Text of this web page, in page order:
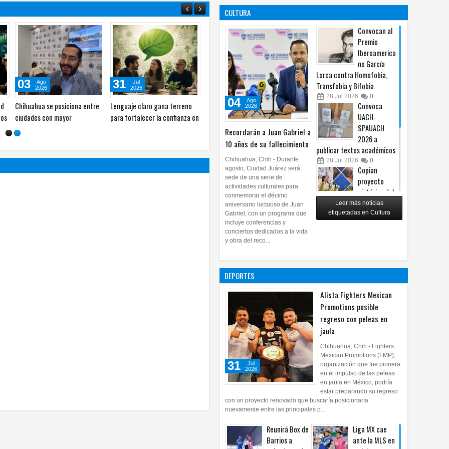
e
Regreso a clases con
descuentos reunirá a familias
04
2026
Más recursos a sostenibilidad
pese a reducción de directivos
03
Ago
2026
contra no
procederá
04Ago 2026 0
propuesta
audiencias
2026 0
CULTURA
Recordarán a Juan Gabriel a
10 años de su fallecimiento
04
Ago
2026
Chihuahua, Chih.- Durante
agosto, Ciudad Juárez será
sede de una serie de
actividades culturales para
conmemorar el décimo
aniversario luctuoso de Juan
Gabriel, con un programa que
incluye conferencias y
conciertos dedicados a la vida
y obra del reco...
Convocan al
Premio
Iberoamerica
no García
Lorca contra Homofobia,
Transfobia y Bifobia
28 Jul 2026 0
Convoca
UACH-
SPAUACH
2026 a
publicar textos académicos
28 Jul 2026 0
Copian
proyecto
pictórico del
exalcalde
Juan Blanco
taller de mini
Leer más noticias
etiquetadas en Cultura
DEPORTES
Alista Fighters Mexican
Promotions posible
regreso con peleas en
jaula
31
Jul
2026
Chihuahua, Chih.- Fighters
Mexican Promotions (FMP),
organización que fue pionera
en el impulso de las peleas
en jaula en México, podría
estar preparando su regreso
con un proyecto renovado que buscaría posicionarla
nuevamente entre las principales p...
Reunirá Box de
Barrios a
Liga MX cae
ante la MLS en